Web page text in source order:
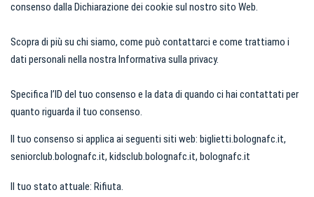
consenso dalla Dichiarazione dei cookie sul nostro sito Web.
Scopra di più su chi siamo, come può contattarci e come trattiamo i
dati personali nella nostra Informativa sulla privacy.
Specifica l’ID del tuo consenso e la data di quando ci hai contattati per
quanto riguarda il tuo consenso.
Il tuo consenso si applica ai seguenti siti web: biglietti.bolognafc.it,
seniorclub.bolognafc.it, kidsclub.bolognafc.it, bolognafc.it
Il tuo stato attuale: Rifiuta.